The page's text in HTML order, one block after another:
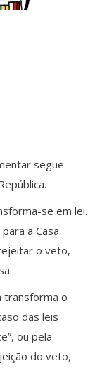
segue
se em lei.
a Casa
o veto,
transforma o
das leis
ou pela
do veto,